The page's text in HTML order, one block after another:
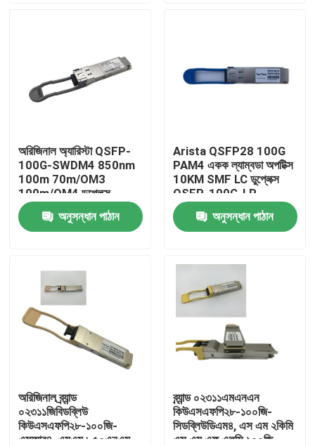
পণ্য
কারখানা ভ্রমণ
মান নিয়ন্ত্রণ
খবর
এনভিডিয়া এআই পণ্য
400G/800G অপটিক্যাল মডিউল
100G QSFP28 মডিউল
অরিজিনাল অ্যারিস্টা QSFP-
100G-SWDM4 850nm
100m 70m/OM3
100m/OM4 ডুপ্লেক্স
এমএমএফ ট্রান্সিভার
অনুসন্ধান পাঠান
Arista QSFP28 100G
PAM4 একক ল্যাম্বডা অপটিক্স
10KM SMF LC ডুপ্লেক্স
QSFP-100G-LR
অনুসন্ধান পাঠান
অরিজিনাল ব্র্যান্ড
০২৩১১জিবিডব্লিউ
কিউএসএফপি২৮-১০০জি-
এসআর৪, এমএম ৮৫০এনএম
ব্র্যান্ড ০২৩১১এমএনএন
কিউএসএফপি২৮-১০০জি-
সিডব্লিউডিএম৪, এস এম ২কিমি
এস এম এফ এলসি ১০০জি